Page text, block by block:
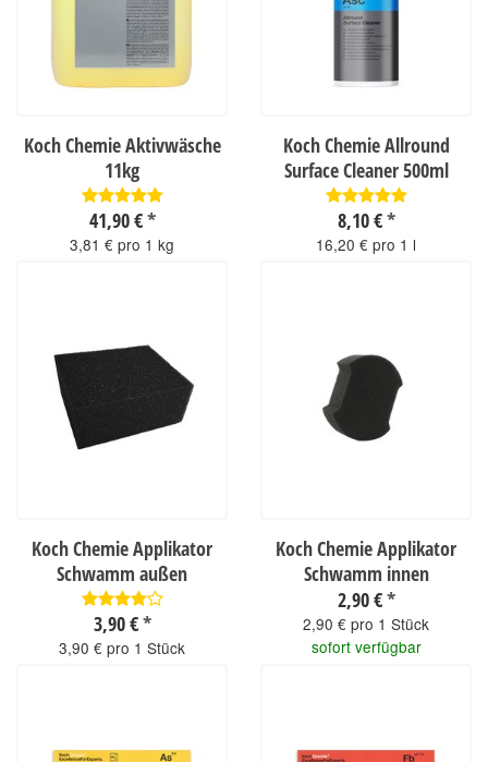
Koch Chemie Aktivwäsche
11kg
41,90 €*
3,81 € pro 1 kg
Koch Chemie Allround
Surface Cleaner 500ml
8,10 €*
16,20 € pro 1 l
Koch Chemie Applikator
Schwamm außen
3,90 €*
3,90 € pro 1 Stück
Koch Chemie Applikator
Schwamm innen
2,90 €*
2,90 € pro 1 Stück
sofort verfügbar